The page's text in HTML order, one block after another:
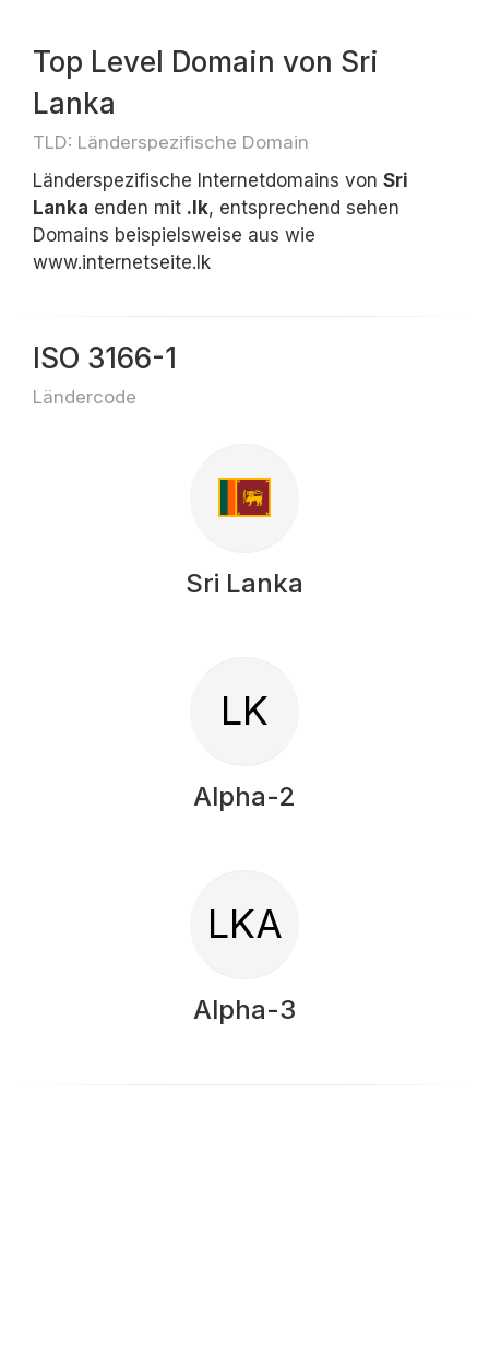
Top Level Domain von Sri
Lanka
TLD: Länderspezifische Domain
Länderspezifische Internetdomains von Sri
Lanka enden mit .lk, entsprechend sehen
Domains beispielsweise aus wie
www.internetseite.lk
ISO 3166-1
Ländercode
Sri Lanka
LK
Alpha-2
LKA
Alpha-3